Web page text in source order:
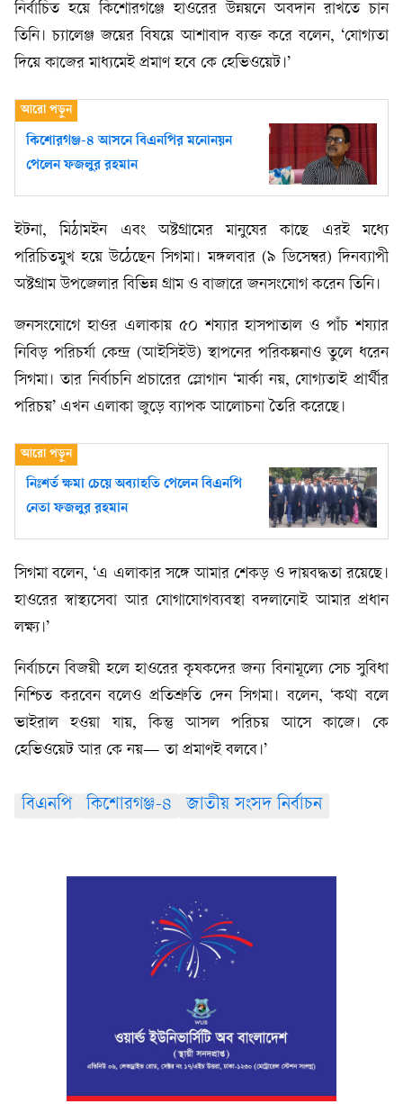
নির্বাচিত হয়ে কিশোরগঞ্জে হাওরের উন্নয়নে অবদান রাখতে চান
তিনি। চ্যালেঞ্জ জয়ের বিষয়ে আশাবাদ ব্যক্ত করে বলেন, ‘যোগ্যতা
দিয়ে কাজের মাধ্যমেই প্রমাণ হবে কে হেভিওয়েট।’
কিশোরগঞ্জ-৪ আসনে বিএনপির মনোনয়ন
পেলেন ফজলুর রহমান
ইটনা, মিঠামইন এবং অষ্টগ্রামের মানুষের কাছে এরই মধ্যে
পরিচিতমুখ হয়ে উঠেছেন সিগমা। মঙ্গলবার (৯ ডিসেম্বর) দিনব্যাপী
অষ্টগ্রাম উপজেলার বিভিন্ন গ্রাম ও বাজারে জনসংযোগ করেন তিনি।
জনসংযোগে হাওর এলাকায় ৫০ শয্যার হাসপাতাল ও পাঁচ শয্যার
নিবিড় পরিচর্যা কেন্দ্র (আইসিইউ) স্থাপনের পরিকল্পনাও তুলে ধরেন
সিগমা। তার নির্বাচনি প্রচারের স্লোগান ‘মার্কা নয়, যোগ্যতাই প্রার্থীর
পরিচয়’ এখন এলাকা জুড়ে ব্যাপক আলোচনা তৈরি করেছে।
নিঃশর্ত ক্ষমা চেয়ে অব্যাহতি পেলেন বিএনপি
নেতা ফজলুর রহমান
সিগমা বলেন, ‘এ এলাকার সঙ্গে আমার শেকড় ও দায়বদ্ধতা রয়েছে।
হাওরের স্বাস্থ্যসেবা আর যোগাযোগব্যবস্থা বদলানোই আমার প্রধান
লক্ষ্য।’
নির্বাচনে বিজয়ী হলে হাওরের কৃষকদের জন্য বিনামূল্যে সেচ সুবিধা
নিশ্চিত করবেন বলেও প্রতিশ্রুতি দেন সিগমা। বলেন, ‘কথা বলে
ভাইরাল হওয়া যায়, কিন্তু আসল পরিচয় আসে কাজে। কে
হেভিওয়েট আর কে নয়— তা প্রমাণই বলবে।’
বিএনপি কিশোরগঞ্জ-৪ জাতীয় সংসদ নির্বাচন